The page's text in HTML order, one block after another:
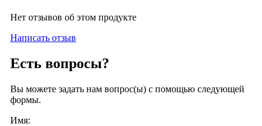
Нет отзывов об этом продукте
Написать отзыв
Есть вопросы?
Вы можете задать нам вопрос(ы) с помощью следующей
формы.
Имя: